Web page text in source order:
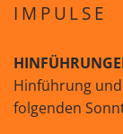
IMPULSE
Hinführung
folgenden